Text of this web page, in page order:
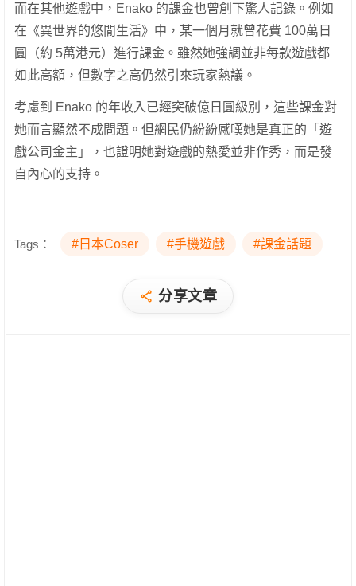
而在其他遊戲中，Enako 的課金也曾創下驚人記錄。例如
在《異世界的悠閒生活》中，某一個月就曾花費 100萬日
圓（約 5萬港元）進行課金。雖然她強調並非每款遊戲都
如此高額，但數字之高仍然引來玩家熱議。
考慮到 Enako 的年收入已經突破億日圓級別，這些課金對
她而言顯然不成問題。但網民仍紛紛感嘆她是真正的「遊
戲公司金主」，也證明她對遊戲的熱愛並非作秀，而是發
自內心的支持。
Tags： #日本Coser #手機遊戲 #課金話題
分享文章